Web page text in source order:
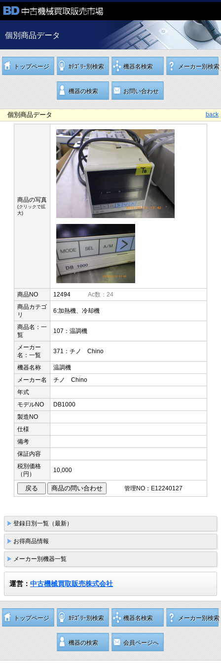
個別商品データ
トップページ ｶﾃｺﾞﾘｰ別検索 機器名検索 メーカー別検索
機器の検索 お問い合わせ
back
個別商品データ
商品の写真
(クリックで拡
大)
商品NO 12494 Ac数：24
商品カテゴ
リ
6:加熱機、冷却機
商品名：一
覧
107：温調機
メーカー
名：一覧
371：チノ Chino
機器名称
温調機
メーカー名
チノ Chino
年式
モデルNO
DB1000
製造NO
仕様
備考
保証内容
税別価格
（円）
10,000
管理NO：E12240127
登録日別一覧（最新）
お得商品情報
メーカー別機器一覧
運営： 中古機械買取販売株式会社
トップページ ｶﾃｺﾞﾘｰ別検索 機器名検索 メーカー別検索
機器の検索 会員ページへ